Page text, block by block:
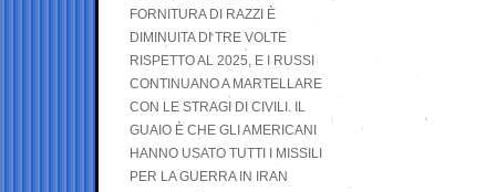
FORNITURA DI RAZZI È
DIMINUITA DI TRE VOLTE
RISPETTO AL 2025, E I RUSSI
CONTINUANO A MARTELLARE
CON LE STRAGI DI CIVILI. IL
GUAIO È CHE GLI AMERICANI
HANNO USATO TUTTI I MISSILI
PER LA GUERRA IN IRAN